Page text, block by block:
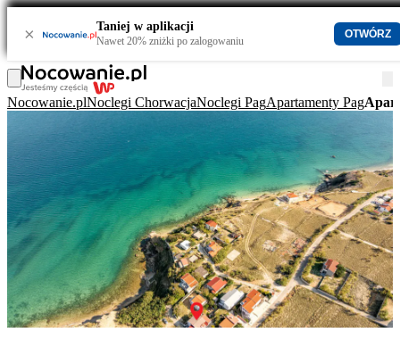
× Taniej w aplikacji
Nawet 20% zniżki po zalogowaniu
OTWÓRZ
Nocowanie.plNoclegi ChorwacjaNoclegi PagApartamenty Pag